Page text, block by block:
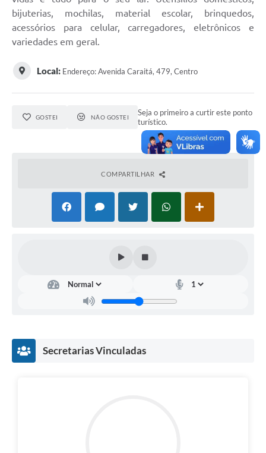
bijuterias, mochilas, material escolar, brinquedos,
acessórios para celular, carregadores, eletrônicos e
variedades em geral.
Local: Endereço: Avenida Caraitá, 479, Centro
GOSTEI NÃO GOSTEI
Seja o primeiro a curtir este ponto
turístico.
COMPARTILHAR
Secretarias Vinculadas